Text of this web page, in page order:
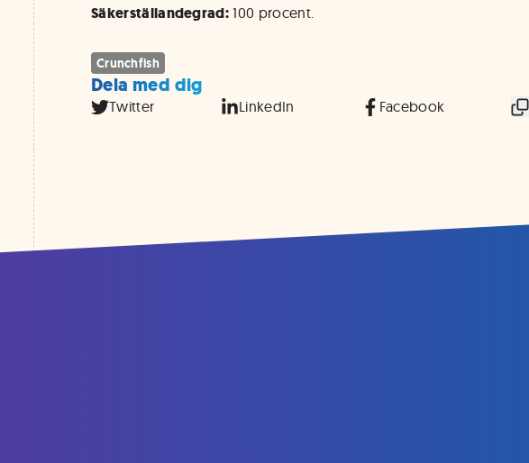
Säkerställandegrad: 100 procent.
Crunchfish
Dela med dig
Twitter LinkedIn Facebook